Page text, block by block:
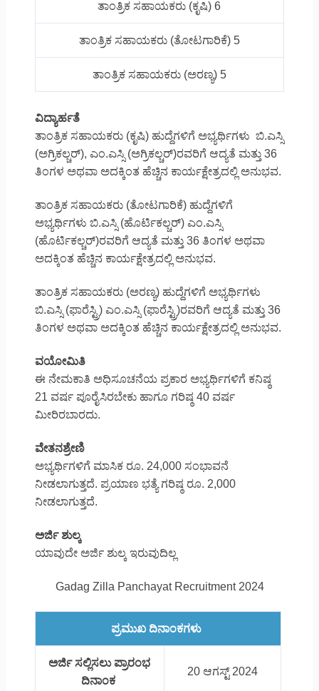
ತಾಂತ್ರಿಕ ಸಹಾಯಕರು (ಕೃಷಿ) 6
ತಾಂತ್ರಿಕ ಸಹಾಯಕರು (ತೋಟಗಾರಿಕೆ) 5
ತಾಂತ್ರಿಕ ಸಹಾಯಕರು (ಅರಣ್ಯ) 5
ವಿದ್ಯಾರ್ಹತೆ
ತಾಂತ್ರಿಕ ಸಹಾಯಕರು (ಕೃಷಿ) ಹುದ್ದೆಗಳಿಗೆ ಅಭ್ಯರ್ಥಿಗಳು ಬಿ.ಎಸ್ಸಿ
(ಅಗ್ರಿಕಲ್ಚರ್), ಎಂ.ಎಸ್ಸಿ (ಅಗ್ರಿಕಲ್ಚರ್)ರವರಿಗೆ ಆದ್ಯತೆ ಮತ್ತು 36
ತಿಂಗಳ ಅಥವಾ ಅದಕ್ಕಿಂತ ಹೆಚ್ಚಿನ ಕಾರ್ಯಕ್ಷೇತ್ರದಲ್ಲಿ ಅನುಭವ.
ತಾಂತ್ರಿಕ ಸಹಾಯಕರು (ತೋಟಗಾರಿಕೆ) ಹುದ್ದೆಗಳಿಗೆ
ಅಭ್ಯರ್ಥಿಗಳು ಬಿ.ಎಸ್ಸಿ (ಹೊರ್ಟಿಕಲ್ಚರ್) ಎಂ.ಎಸ್ಸಿ
(ಹೊರ್ಟಿಕಲ್ಚರ್)ರವರಿಗೆ ಆದ್ಯತೆ ಮತ್ತು 36 ತಿಂಗಳ ಅಥವಾ
ಅದಕ್ಕಿಂತ ಹೆಚ್ಚಿನ ಕಾರ್ಯಕ್ಷೇತ್ರದಲ್ಲಿ ಅನುಭವ.
ತಾಂತ್ರಿಕ ಸಹಾಯಕರು (ಅರಣ್ಯ) ಹುದ್ದೆಗಳಿಗೆ ಅಭ್ಯರ್ಥಿಗಳು
ಬಿ.ಎಸ್ಸಿ (ಫಾರೆಸ್ಟ್ರಿ) ಎಂ.ಎಸ್ಸಿ (ಫಾರೆಸ್ಟ್ರಿ)ರವರಿಗೆ ಆದ್ಯತೆ ಮತ್ತು 36
ತಿಂಗಳ ಅಥವಾ ಅದಕ್ಕಿಂತ ಹೆಚ್ಚಿನ ಕಾರ್ಯಕ್ಷೇತ್ರದಲ್ಲಿ ಅನುಭವ.
ವಯೋಮಿತಿ
ಈ ನೇಮಕಾತಿ ಅಧಿಸೂಚನೆಯ ಪ್ರಕಾರ ಅಭ್ಯರ್ಥಿಗಳಿಗೆ ಕನಿಷ್ಠ
21 ವರ್ಷ ಪೂರೈಸಿರಬೇಕು ಹಾಗೂ ಗರಿಷ್ಠ 40 ವರ್ಷ
ಮೀರಿರಬಾರದು.
ವೇತನಶ್ರೇಣಿ
ಅಭ್ಯರ್ಥಿಗಳಿಗೆ ಮಾಸಿಕ ರೂ. 24,000 ಸಂಭಾವನೆ
ನೀಡಲಾಗುತ್ತದೆ. ಪ್ರಯಾಣ ಭತ್ಯೆ ಗರಿಷ್ಠ ರೂ. 2,000
ನೀಡಲಾಗುತ್ತದೆ.
ಅರ್ಜಿ ಶುಲ್ಕ
ಯಾವುದೇ ಅರ್ಜಿ ಶುಲ್ಕ ಇರುವುದಿಲ್ಲ
Gadag Zilla Panchayat Recruitment 2024
ಪ್ರಮುಖ ದಿನಾಂಕಗಳು
ಅರ್ಜಿ ಸಲ್ಲಿಸಲು ಪ್ರಾರಂಭ
ದಿನಾಂಕ
20 ಆಗಸ್ಟ್ 2024